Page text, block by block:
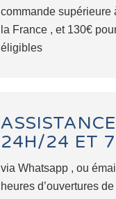
commande supérieure
la France , et 130€
éligibles
ASSISTANCE
24H/24 ET
via Whatsapp , ou
heures d’ouvertures